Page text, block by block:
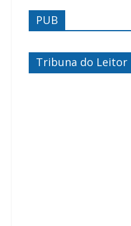
PUB
Tribuna do Leitor